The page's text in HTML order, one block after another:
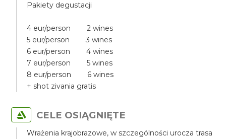
Pakiety degustacji
4 eur/person 2 wines
5 eur/person 3 wines
6 eur/person 4 wines
7 eur/person 5 wines
8 eur/person 6 wines
+ shot zivania gratis
CELE OSIĄGNIĘTE
Wrażenia krajobrazowe, w szczególności urocza trasa